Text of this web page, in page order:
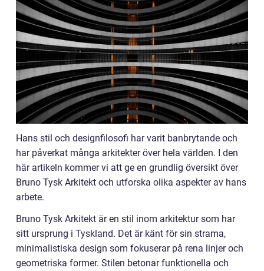
Hans stil och designfilosofi har varit banbrytande och
har påverkat många arkitekter över hela världen. I den
här artikeln kommer vi att ge en grundlig översikt över
Bruno Tysk Arkitekt och utforska olika aspekter av hans
arbete.
Bruno Tysk Arkitekt är en stil inom arkitektur som har
sitt ursprung i Tyskland. Det är känt för sin strama,
minimalistiska design som fokuserar på rena linjer och
geometriska former. Stilen betonar funktionella och